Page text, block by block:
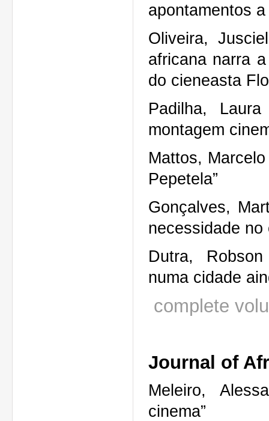
apontamentos
Oliveira,
africana narra
do cieneasta
Padilha,
montagem
Mattos,
Pepetela”
Gonçalves,
necessidade no
Dutra,
numa cidade
complete
Journal of
Meleiro,
cinema”